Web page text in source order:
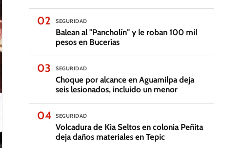
02 SEGURIDAD
Balean al "Pancholín" y le roban 100 mil
pesos en Bucerías
03 SEGURIDAD
Choque por alcance en Aguamilpa deja
seis lesionados, incluido un menor
04 SEGURIDAD
Volcadura de Kia Seltos en colonia Peñita
deja daños materiales en Tepic